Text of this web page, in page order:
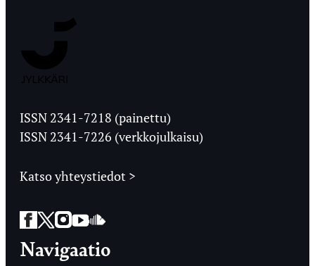
Ylioppilaslehti
ISSN 2341-7218 (painettu)
ISSN 2341-7226 (verkkojulkaisu)
Katso yhteystiedot >
Facebook
Twitter
Instagram
YouTube
SoundCloud
Navigaatio